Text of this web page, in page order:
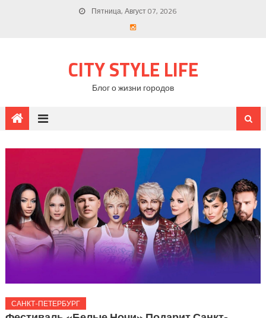
Пятница, Август 07, 2026
CITY STYLE LIFE
Блог о жизни городов
САНКТ-ПЕТЕРБУРГ